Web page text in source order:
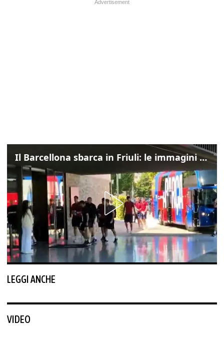
Il Barcellona sbarca in Friuli: le immagini dell'arrivo in albergo
LEGGI ANCHE
VIDEO